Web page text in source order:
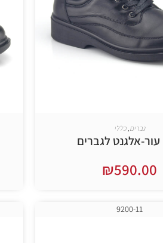
גברים כללי
עור-אלגנט לגברים
₪590.00
9200-11